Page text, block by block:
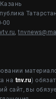
00
,
на tnv.ru)
сайт, вы